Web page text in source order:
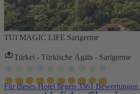
TUI MAGIC LIFE Sarigerme
Türkei - Türkische Ägäis - Sarigerme
Für dieses Hotel liegen 3361